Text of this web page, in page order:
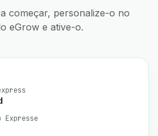
começar, personalize-o no
eGrow e ative-o.
Expresse